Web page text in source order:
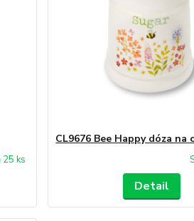
25 ks
CL9676 Bee Happy dóza na
Detail